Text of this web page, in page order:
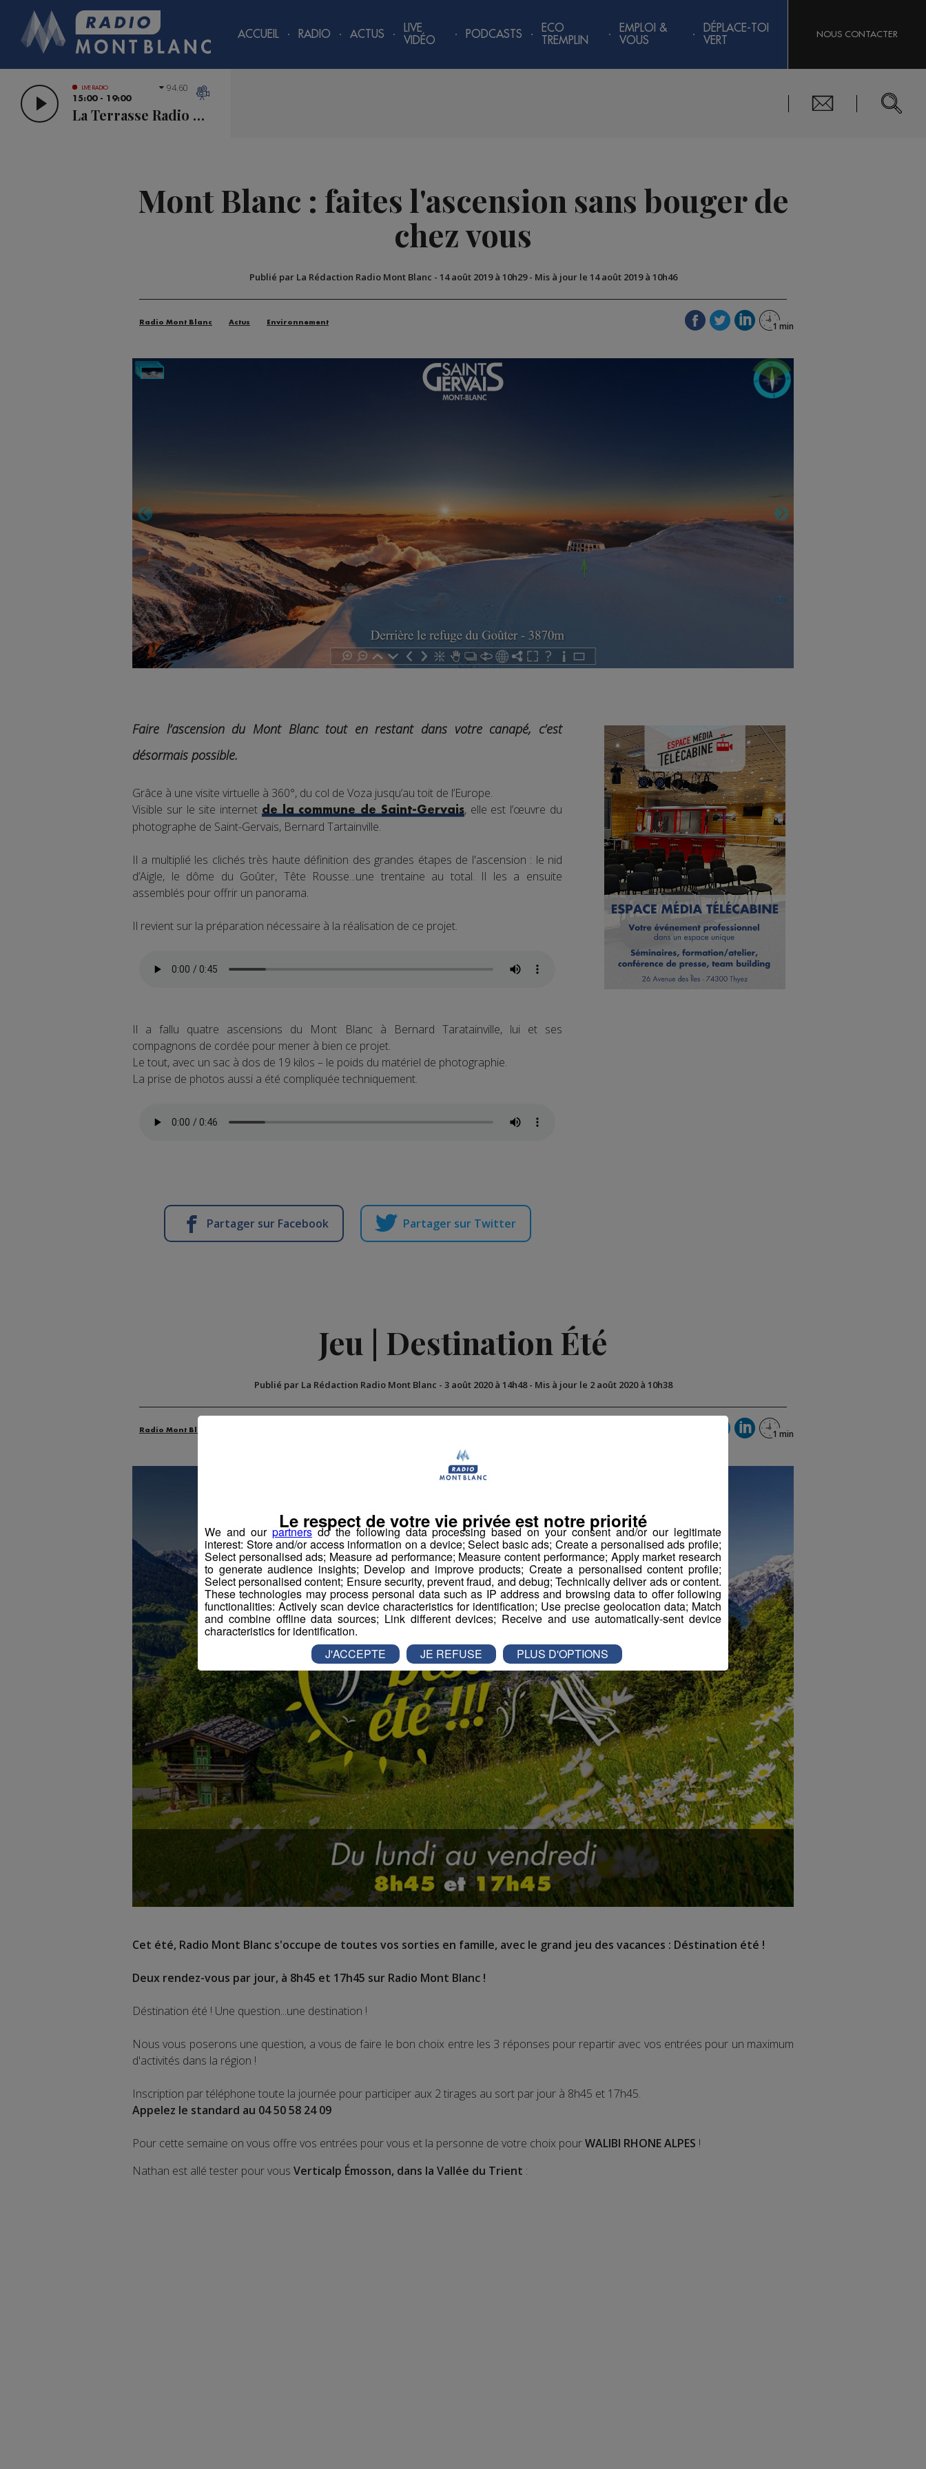
ACCUEIL RADIO ACTUS
LIVE
VIDÉO
PODCASTS
ECO
TREMPLIN
EMPLOI &
VOUS
DÉPLACE-TOI
VERT
NOUS CONTACTER
LIVE RADIO
15:00 - 19:00
La Terrasse Radio Mont Blanc
94.60
Mont Blanc : faites l'ascension sans bouger de
chez vous
Publié par La Rédaction Radio Mont Blanc - 14 août 2019 à 10h29- Mis à jour le 14 août 2019 à 10h46
Radio Mont Blanc Actus Environnement
Faire l’ascension du Mont Blanc tout en restant dans votre canapé, c’est
désormais possible.
Grâce à une visite virtuelle à 360°, du col de Voza jusqu’au toit de l’Europe.
Visible sur le site internet de la commune de Saint-Gervais, elle est l’œuvre du
photographe de Saint-Gervais, Bernard Tartainville.
Il a multiplié les clichés très haute définition des grandes étapes de l'ascension : le nid
d’Aigle, le dôme du Goûter, Tête Rousse...une trentaine au total. Il les a ensuite
assemblés pour offrir un panorama.
Il revient sur la préparation nécessaire à la réalisation de ce projet.
Il a fallu quatre ascensions du Mont Blanc à Bernard Taratainville, lui et ses
compagnons de cordée pour mener à bien ce projet.
Le tout, avec un sac à dos de 19 kilos – le poids du matériel de photographie.
La prise de photos aussi a été compliquée techniquement.
Partager sur Facebook Partager sur Twitter
Jeu | Destination Été
Publié par La Rédaction Radio Mont Blanc - 3 août 2020 à 14h48- Mis à jour le 2 août 2020 à 10h38
Radio Mont Blanc
Cet été, Radio Mont Blanc s'occupe de toutes vos sorties en famille, avec le grand jeu des vacances : Déstination été !
Deux rendez-vous par jour, à 8h45 et 17h45 sur Radio Mont Blanc !
Déstination été ! Une question...une destination !
Nous vous poserons une question, a vous de faire le bon choix entre les 3 réponses pour repartir avec vos entrées pour un maximum
d'activités dans la région !
Inscription par téléphone toute la journée pour participer aux 2 tirages au sort par jour à 8h45 et 17h45.
Appelez le standard au 04 50 58 24 09
Pour cette semaine on vous offre vos entrées pour vous et la personne de votre choix pourWALIBI RHONE ALPES !
Nathan est allé tester pour vous Verticalp Émosson, dans la Vallée du Trient :
We and our partnersdo the following data processing based on your consent and/or our legitimate
interest: Store and/or access information on a device; Select basic ads; Create a personalised ads profile;
Select personalised ads; Measure ad performance; Measure content performance; Apply market research
to generate audience insights; Develop and improve products; Create a personalised content profile;
Select personalised content; Ensure security, prevent fraud, and debug; Technically deliver ads or content.
These technologies may process personal data such as IP address and browsing data to offer following
functionalities: Actively scan device characteristics for identification; Use precise geolocation data; Match
and combine offline data sources; Link different devices; Receive and use automatically-sent device
characteristics for identification.
Le respect de votre vie privée est notre priorité
J'ACCEPTE JE REFUSE PLUS D'OPTIONS